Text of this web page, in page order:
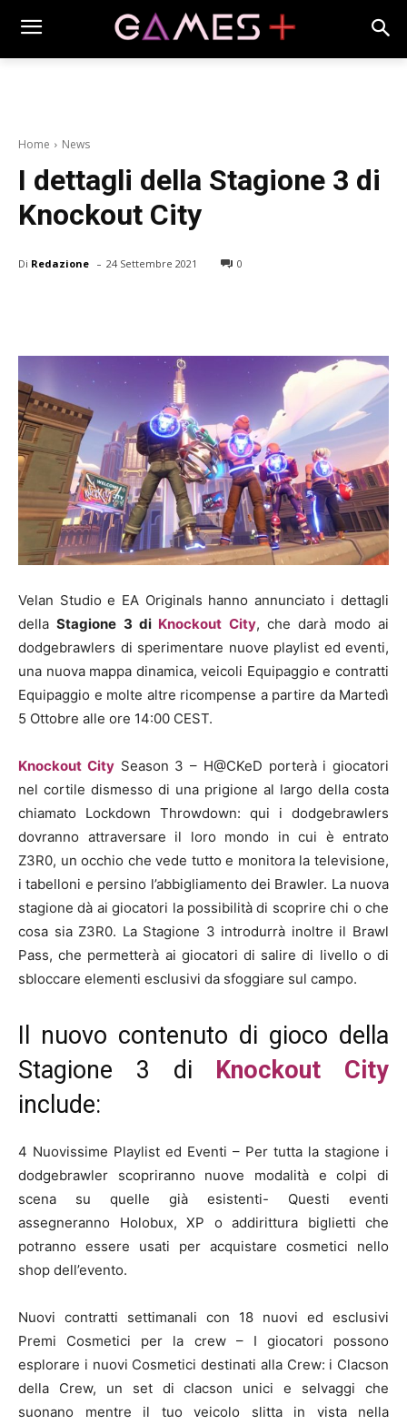
Home News
I dettagli della Stagione 3 di
Knockout City
Di Redazione - 24 Settembre 2021 0
Velan Studio e EA Originals hanno annunciato i dettagli
dellaStagione 3 di Knockout City, che darà modo ai
dodgebrawlers di sperimentare nuove playlist ed eventi,
una nuova mappa dinamica, veicoli Equipaggio e contratti
Equipaggio e molte altre ricompense a partire da Martedì
5 Ottobre alle ore 14:00 CEST.
Knockout CitySeason 3 – H@CKeD porterà i giocatori
nel cortile dismesso di una prigione al largo della costa
chiamato Lockdown Throwdown: qui i dodgebrawlers
dovranno attraversare il loro mondo in cui è entrato
Z3R0, un occhio che vede tutto e monitora la televisione,
i tabelloni e persino l’abbigliamento dei Brawler. La nuova
stagione dà ai giocatori la possibilità di scoprire chi o che
cosa sia Z3R0. La Stagione 3 introdurrà inoltre il Brawl
Pass, che permetterà ai giocatori di salire di livello o di
sbloccare elementi esclusivi da sfoggiare sul campo.
Il nuovo contenuto di gioco della
Stagione 3 di Knockout City
include:
4 Nuovissime Playlist ed Eventi – Per tutta la stagione i
dodgebrawler scopriranno nuove modalità e colpi di
scena su quelle già esistenti- Questi eventi
assegneranno Holobux, XP o addirittura biglietti che
potranno essere usati per acquistare cosmetici nello
shop dell’evento.
Nuovi contratti settimanali con 18 nuovi ed esclusivi
Premi Cosmetici per la crew – I giocatori possono
esplorare i nuovi Cosmetici destinati alla Crew: i Clacson
della Crew, un set di clacson unici e selvaggi che
suonano mentre il tuo veicolo slitta in vista nella